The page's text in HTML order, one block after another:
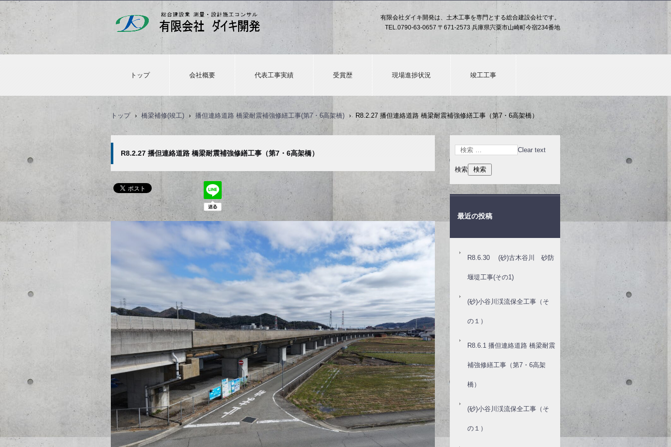
有限会社ダイキ開発は、土木工事を専門とする総合建設会社です。
TEL. 0790-63-0657 〒671-2573 兵庫県宍粟市山崎町今宿234番地
トップ 会社概要 代表工事実績 受賞歴 現場進捗状況 竣工工事
トップ › 橋梁補修(竣工) › 播但連絡道路 橋梁耐震補強修繕工事(第7・6高架橋) › R8.2.27 播但連絡道路 橋梁耐震補強修繕工事（第7・6高架橋）
R8.2.27 播但連絡道路 橋梁耐震補強修繕工事（第7・6高架橋） Clear text
検索
最近の投稿
R8.6.30 (砂)古木谷川 砂防
堰堤工事(その1)
(砂)小谷川渓流保全工事（そ
の１）
R8.6.1 播但連絡道路 橋梁耐震
補強修繕工事（第7・6高架
橋）
(砂)小谷川渓流保全工事（そ
の１）